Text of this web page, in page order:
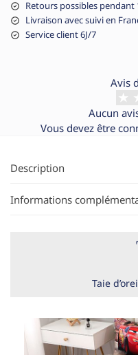
Retours possibles pendant
Livraison avec suivi en
Service client 6J/7
Avis
Aucun
Vous devez être
Description
Informations
Taie